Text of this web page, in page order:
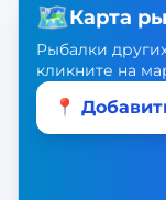
🗺️Карта
Рыбалки
кликните на
📍